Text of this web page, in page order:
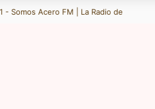
Acero FM | La Radio de Ramallo |